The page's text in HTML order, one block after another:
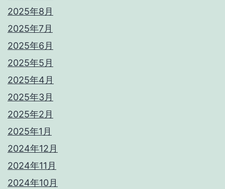
2025年8月
2025年7月
2025年6月
2025年5月
2025年4月
2025年3月
2025年2月
2025年1月
2024年12月
2024年11月
2024年10月